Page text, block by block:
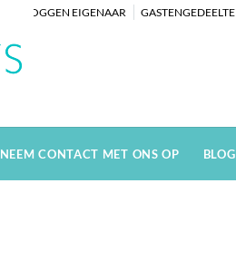
GASTENGEDEELTE
INLOGGEN EIGENAAR
NEEM CONTACT MET ONS OP BLOG